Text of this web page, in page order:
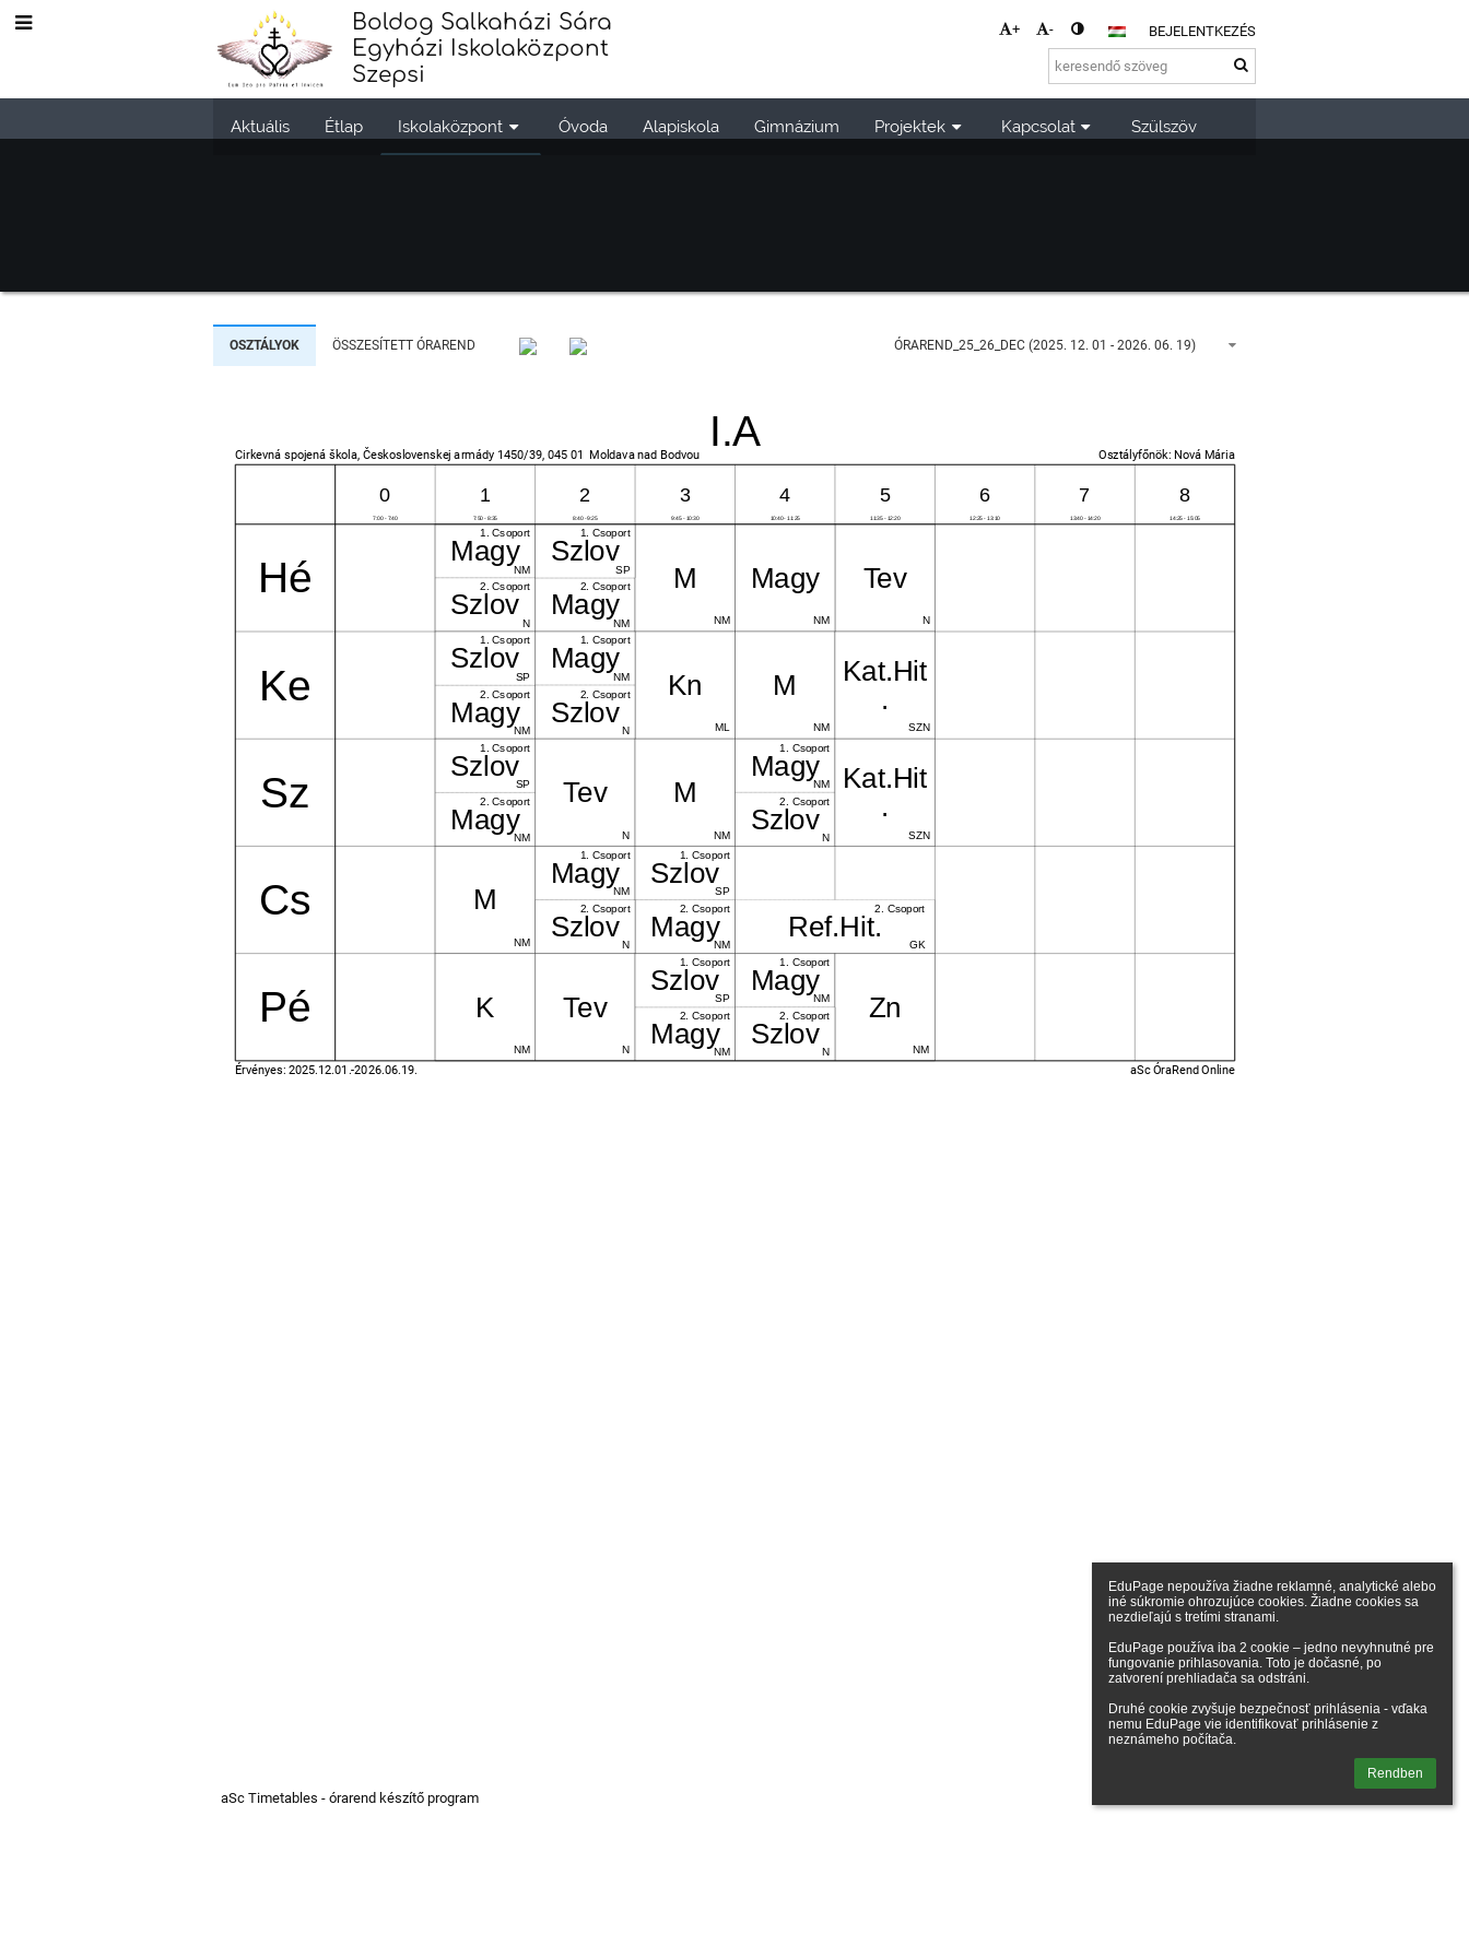
EduPage nepoužíva žiadne reklamné, analytické alebo
iné súkromie ohrozujúce cookies. Žiadne cookies sa
nezdieľajú s tretími stranami.
EduPage používa iba 2 cookie – jedno nevyhnutné pre
fungovanie prihlasovania. Toto je dočasné, po
zatvorení prehliadača sa odstráni.
Druhé cookie zvyšuje bezpečnosť prihlásenia - vďaka
nemu EduPage vie identifikovať prihlásenie z
neznámeho počítača.
Rendben
Boldog Salkaházi Sára
Egyházi Iskolaközpont
Szepsi
+ - BEJELENTKEZÉS
Aktuális Étlap Iskolaközpont Óvoda Alapiskola Gimnázium Projektek Kapcsolat Szülszöv
OSZTÁLYOK ÖSSZESÍTETT ÓRAREND ÓRAREND_25_26_DEC (2025. 12. 01 - 2026. 06. 19)
I.A
0
7:00 - 7:40
1
7:50 - 8:35
2
8:40 - 9:25
3
9:45 - 10:30
4
10:40 - 11:25
5
11:35 - 12:20
6
12:25 - 13:10
7
13:40 - 14:20
8
14:25 - 15:05
Hé
Ke
Sz
Cs
Pé
Tev
N
Magy
1. Csoport
NM
Magy
2. Csoport
NM
Magy
NM
M
NM
Szlov
2. Csoport
N
Szlov
1. Csoport
SP
Kn
ML
Magy
1. Csoport
NM
Magy
2. Csoport
NM
M
NM
Szlov
2. Csoport
N
Szlov
1. Csoport
SP
Kat.Hit
.
SZN
Tev
N
Magy
1. Csoport
NM
Magy
2. Csoport
NM
M
NM Szlov
2. Csoport
N
Szlov
1. Csoport
SP
Kat.Hit
.
SZN
Magy
1. Csoport
NM
Magy
2. Csoport
NM
M
NM Szlov
2. Csoport
N
Szlov
1. Csoport
SP
Ref.Hit.
2. Csoport
GK
Tev
N
Magy
1. Csoport
NM
Magy
2. Csoport
NM
K
NM
Zn
NM
Szlov
2. Csoport
N
Szlov
1. Csoport
SP
Osztályfőnök: Nová Mária
Érvényes: 2025.12.01.-2026.06.19. aSc ÓraRend Online
Cirkevná spojená škola, Československej armády 1450/39, 045 01  Moldava nad Bodvou
aSc Timetables - órarend készítő program